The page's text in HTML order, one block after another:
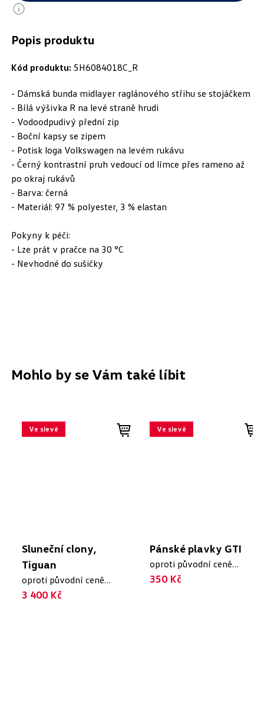
Popis produktu
Kód produktu: 5H6084018C_R
- Dámská bunda midlayer raglánového střihu se stojáčkem
- Bílá výšivka R na levé straně hrudi
- Vodoodpudivý přední zip
- Boční kapsy se zipem
- Potisk loga Volkswagen na levém rukávu
- Černý kontrastní pruh vedoucí od límce přes rameno až
po okraj rukávů
- Barva: černá
- Materiál: 97 % polyester, 3 % elastan
Pokyny k péči:
- Lze prát v pračce na 30 °C
- Nevhodné do sušičky
Mohlo by se Vám také líbit
Ve slevě
Sluneční clony,
Tiguan
oproti původní ceně
7 624 Kč
3 400 Kč
Ve slevě
Pánské plavky GTI
oproti původní ceně
1 165 Kč
350 Kč